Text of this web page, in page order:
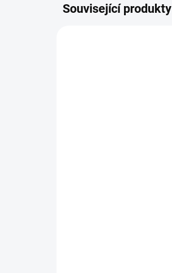
Související produkty